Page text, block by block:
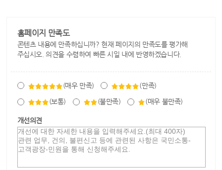
홈페이지 만족도
콘텐츠 내용에 만족하십니까? 현재 페이지의 만족도를 평가해
주십시오. 의견을 수렴하여 빠른 시일 내에 반영하겠습니다.
(매우 만족) (만족)
(보통) (불만족) (매우 불만족)
개선의견